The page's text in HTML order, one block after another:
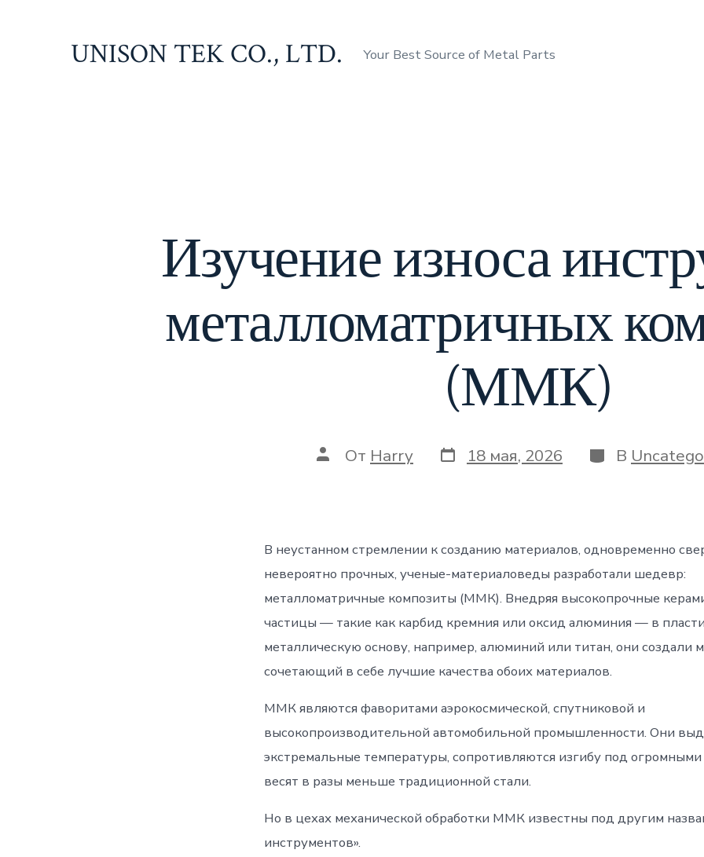
содержимомуUNISON TEK CO., LTD. Your Best Source of Metal Parts
Изучение износа
металломатричных
(ММК)
Автор
От Harry Дата
записи
18 мая, 2026 Категории
В
В неустанном стремлении к созданию материалов, одновременно
невероятно прочных, ученые-материаловеды разработали шедевр:
металломатричные композиты (ММК). Внедряя высокопрочные
частицы — такие как карбид кремния или оксид алюминия — в
металлическую основу, например, алюминий или титан, они создали
сочетающий в себе лучшие качества обоих материалов.
ММК являются фаворитами аэрокосмической, спутниковой и
высокопроизводительной автомобильной промышленности. Они
экстремальные температуры, сопротивляются изгибу под огромными
весят в разы меньше традиционной стали.
Но в цехах механической обработки ММК известны под другим
инструментов».